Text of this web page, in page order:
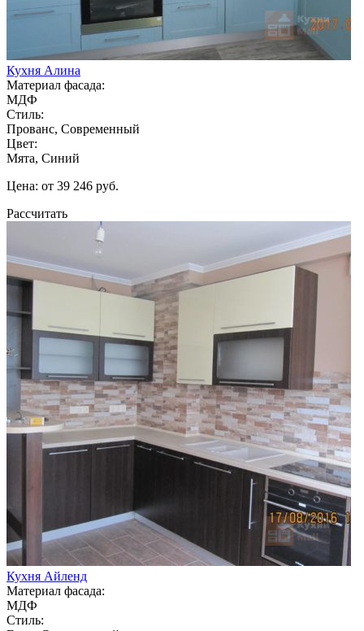
Кухня Алина
Материал фасада:
МДФ
Стиль:
Прованс, Современный
Цвет:
Мята, Синий
Цена: от 39 246 руб.
Рассчитать
Кухня Айленд
Материал фасада:
МДФ
Стиль: